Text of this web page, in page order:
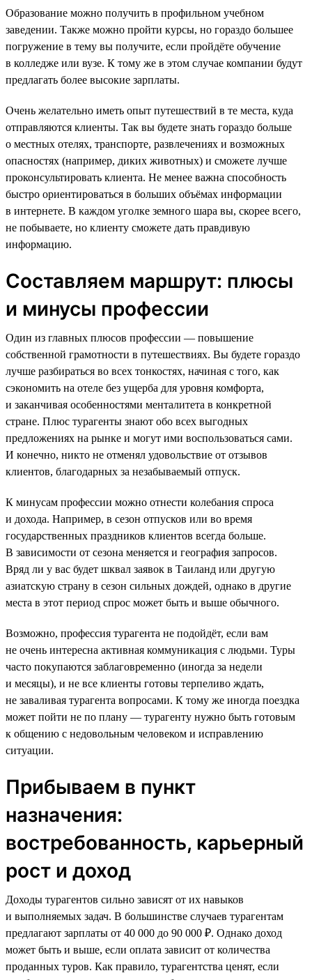
Образование можно получить в профильном учебном
заведении. Также можно пройти курсы, но гораздо большее
погружение в тему вы получите, если пройдёте обучение
в колледже или вузе. К тому же в этом случае компании будут
предлагать более высокие зарплаты.
Очень желательно иметь опыт путешествий в те места, куда
отправляются клиенты. Так вы будете знать гораздо больше
о местных отелях, транспорте, развлечениях и возможных
опасностях (например, диких животных) и сможете лучше
проконсультировать клиента. Не менее важна способность
быстро ориентироваться в больших объёмах информации
в интернете. В каждом уголке земного шара вы, скорее всего,
не побываете, но клиенту сможете дать правдивую
информацию.
Составляем маршрут: плюсы
и минусы профессии
Один из главных плюсов профессии — повышение
собственной грамотности в путешествиях. Вы будете гораздо
лучше разбираться во всех тонкостях, начиная с того, как
сэкономить на отеле без ущерба для уровня комфорта,
и заканчивая особенностями менталитета в конкретной
стране. Плюс турагенты знают обо всех выгодных
предложениях на рынке и могут ими воспользоваться сами.
И конечно, никто не отменял удовольствие от отзывов
клиентов, благодарных за незабываемый отпуск.
К минусам профессии можно отнести колебания спроса
и дохода. Например, в сезон отпусков или во время
государственных праздников клиентов всегда больше.
В зависимости от сезона меняется и география запросов.
Вряд ли у вас будет шквал заявок в Таиланд или другую
азиатскую страну в сезон сильных дождей, однако в другие
места в этот период спрос может быть и выше обычного.
Возможно, профессия турагента не подойдёт, если вам
не очень интересна активная коммуникация с людьми. Туры
часто покупаются заблаговременно (иногда за недели
и месяцы), и не все клиенты готовы терпеливо ждать,
не заваливая турагента вопросами. К тому же иногда поездка
может пойти не по плану — турагенту нужно быть готовым
к общению с недовольным человеком и исправлению
ситуации.
Прибываем в пункт
назначения:
востребованность, карьерный
рост и доход
Доходы турагентов сильно зависят от их навыков
и выполняемых задач. В большинстве случаев турагентам
предлагают зарплаты от 40 000 до 90 000 ₽. Однако доход
может быть и выше, если оплата зависит от количества
проданных туров. Как правило, турагентства ценят, если